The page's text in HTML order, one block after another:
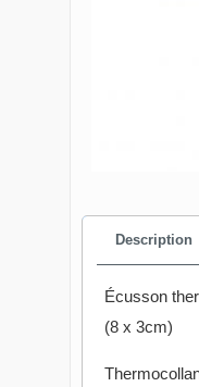
Description
Écusson
(8 x 3cm)